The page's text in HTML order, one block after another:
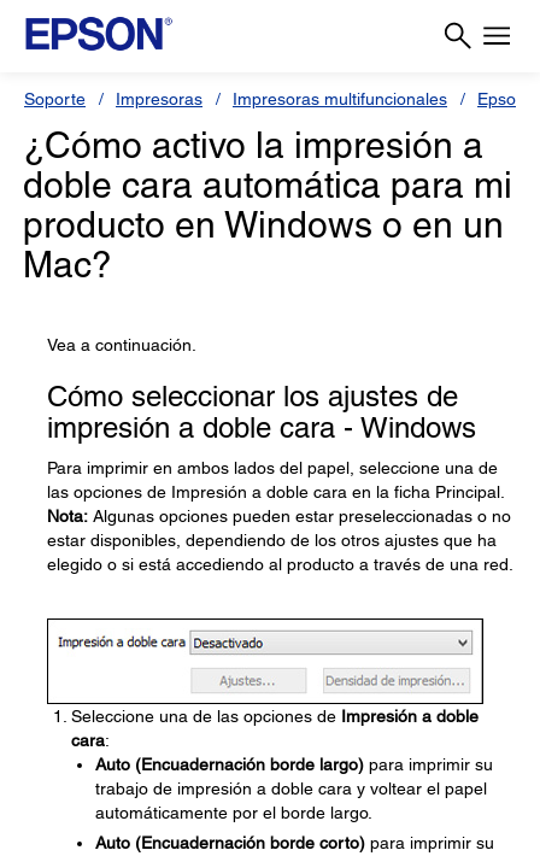
Soporte Impresoras Impresoras multifuncionales Epson L
¿Cómo activo la impresión a
doble cara automática para mi
producto en Windows o en un
Mac?
Vea a continuación.
Cómo seleccionar los ajustes de
impresión a doble cara - Windows
Para imprimir en ambos lados del papel, seleccione una de
las opciones de Impresión a doble cara en la ficha Principal.
Nota: Algunas opciones pueden estar preseleccionadas o no
estar disponibles, dependiendo de los otros ajustes que ha
elegido o si está accediendo al producto a través de una red.
Seleccione una de las opciones de Impresión a doble
cara:
Auto (Encuadernación borde largo) para imprimir su
trabajo de impresión a doble cara y voltear el papel
automáticamente por el borde largo.
Auto (Encuadernación borde corto) para imprimir su